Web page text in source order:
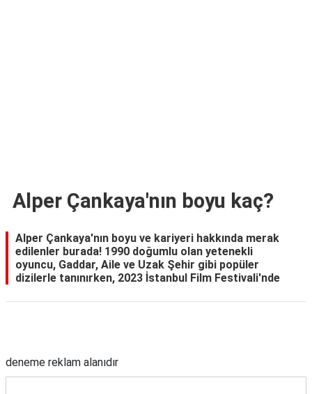
Alper Çankaya'nın boyu kaç?
Alper Çankaya'nın boyu ve kariyeri hakkında merak
edilenler burada! 1990 doğumlu olan yetenekli
oyuncu, Gaddar, Aile ve Uzak Şehir gibi popüler
dizilerle tanınırken, 2023 İstanbul Film Festivali'nde
deneme reklam alanıdır